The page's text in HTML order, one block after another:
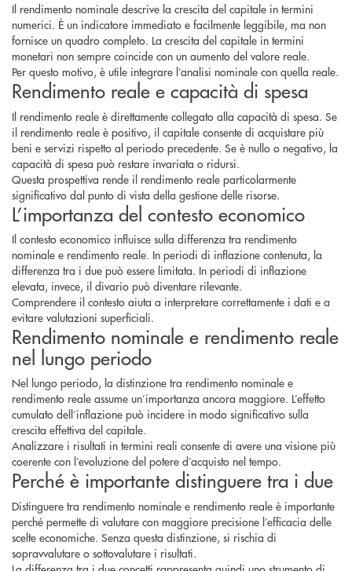
Il rendimento nominale descrive la crescita del capitale in termini
numerici. È un indicatore immediato e facilmente leggibile, ma non
fornisce un quadro completo. La crescita del capitale in termini
monetari non sempre coincide con un aumento del valore reale.
Per questo motivo, è utile integrare l’analisi nominale con quella reale.
Rendimento reale e capacità di spesa
Il rendimento reale è direttamente collegato alla capacità di spesa. Se
il rendimento reale è positivo, il capitale consente di acquistare più
beni e servizi rispetto al periodo precedente. Se è nullo o negativo, la
capacità di spesa può restare invariata o ridursi.
Questa prospettiva rende il rendimento reale particolarmente
significativo dal punto di vista della gestione delle risorse.
L’importanza del contesto economico
Il contesto economico influisce sulla differenza tra rendimento
nominale e rendimento reale. In periodi di inflazione contenuta, la
differenza tra i due può essere limitata. In periodi di inflazione
elevata, invece, il divario può diventare rilevante.
Comprendere il contesto aiuta a interpretare correttamente i dati e a
evitare valutazioni superficiali.
Rendimento nominale e rendimento reale
nel lungo periodo
Nel lungo periodo, la distinzione tra rendimento nominale e
rendimento reale assume un’importanza ancora maggiore. L’effetto
cumulato dell’inflazione può incidere in modo significativo sulla
crescita effettiva del capitale.
Analizzare i risultati in termini reali consente di avere una visione più
coerente con l’evoluzione del potere d’acquisto nel tempo.
Perché è importante distinguere tra i due
Distinguere tra rendimento nominale e rendimento reale è importante
perché permette di valutare con maggiore precisione l’efficacia delle
scelte economiche. Senza questa distinzione, si rischia di
sopravvalutare o sottovalutare i risultati.